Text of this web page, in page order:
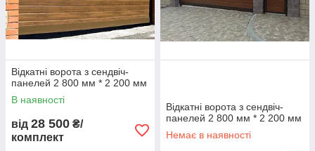
Відкатні ворота з сендвіч-
панелей 2 800 мм * 2 200 мм
В наявності
від 28 500 ₴/
комплект
Відкатні ворота з сендвіч-
панелей 2 800 мм * 2 200 мм
Немає в наявності